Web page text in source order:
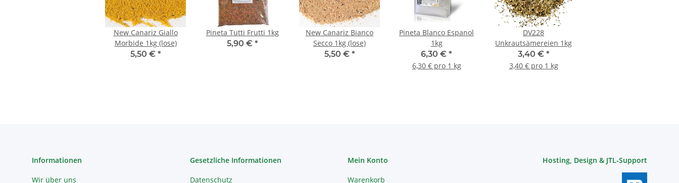
New Canariz Giallo
Morbide 1kg (lose)
5,50 € *
Pineta Tutti Frutti 1kg
5,90 € *
New Canariz Bianco
Secco 1kg (lose)
5,50 € *
Pineta Blanco Espanol
1kg
6,30 € *
6,30 € pro 1 kg
DV228
Unkrautsämereien 1kg
3,40 € *
3,40 € pro 1 kg
Informationen
Wir über uns
Gesetzliche Informationen
Datenschutz
Mein Konto
Warenkorb
Hosting, Design & JTL-Support